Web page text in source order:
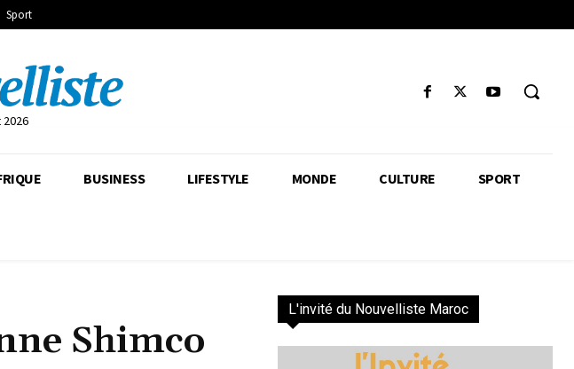
Sport
BUSINESS LIFESTYLE MONDE CULTURE SPORT
Shimco
L'invité du Nouvelliste Maroc